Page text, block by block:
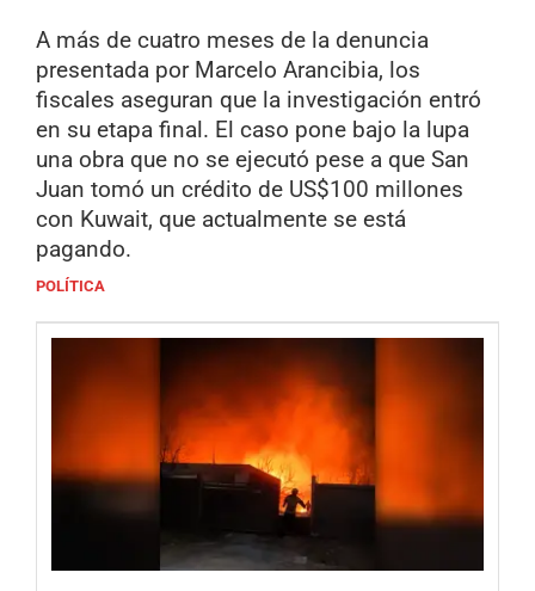
A más de cuatro meses de la denuncia
presentada por Marcelo Arancibia, los
fiscales aseguran que la investigación entró
en su etapa final. El caso pone bajo la lupa
una obra que no se ejecutó pese a que San
Juan tomó un crédito de US$100 millones
con Kuwait, que actualmente se está
pagando.
POLÍTICA